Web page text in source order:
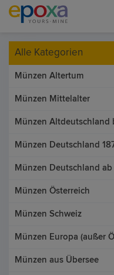
Alle Kategorien
Münzen Altertum
Münzen Mittelalter
Münzen Altdeutschland
Münzen Deutschland
Münzen Deutschland ab
Münzen Österreich
Münzen Schweiz
Münzen Europa (außer
Münzen aus Übersee